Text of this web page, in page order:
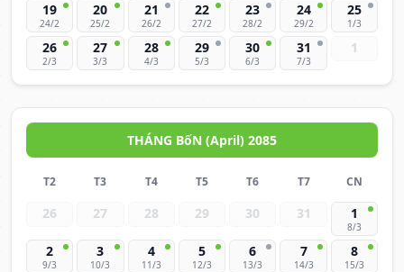
19
24/2
20
25/2
21
26/2
22
27/2
23
28/2
24
29/2
25
1/3
26
2/3
27
3/3
28
4/3
29
5/3
30
6/3
31
7/3
1
THÁNG BốN (April) 2085
T2 T3 T4 T5 T6 T7 CN
26 27 28 29 30 31 1
8/3
2
9/3
3
10/3
4
11/3
5
12/3
6
13/3
7
14/3
8
15/3